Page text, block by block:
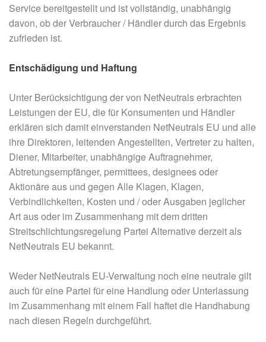
Service bereitgestellt und ist vollständig, unabhängig
davon, ob der Verbraucher / Händler durch das Ergebnis
zufrieden ist.
Entschädigung und Haftung
Unter Berücksichtigung der von NetNeutrals erbrachten
Leistungen der EU, die für Konsumenten und Händler
erklären sich damit einverstanden NetNeutrals EU und alle
ihre Direktoren, leitenden Angestellten, Vertreter zu halten,
Diener, Mitarbeiter, unabhängige Auftragnehmer,
Abtretungsempfänger, permittees, designees oder
Aktionäre aus und gegen Alle Klagen, Klagen,
Verbindlichkeiten, Kosten und / oder Ausgaben jeglicher
Art aus oder im Zusammenhang mit dem dritten
Streitschlichtungsregelung Partei Alternative derzeit als
NetNeutrals EU bekannt.
Weder NetNeutrals EU-Verwaltung noch eine neutrale gilt
auch für eine Partei für eine Handlung oder Unterlassung
im Zusammenhang mit einem Fall haftet die Handhabung
nach diesen Regeln durchgeführt.